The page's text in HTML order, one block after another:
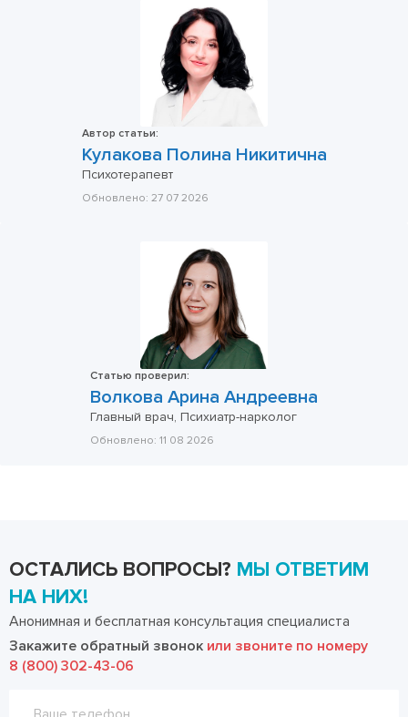
Автор статьи:
Кулакова Полина Никитична
Психотерапевт
Обновлено: 27 07 2026
Статью проверил:
Волкова Арина Андреевна
Главный врач, Психиатр-нарколог
Обновлено: 11 08 2026
ОСТАЛИСЬ ВОПРОСЫ? МЫ ОТВЕТИМ
НА НИХ!
Анонимная и бесплатная консультация специалиста
Закажите обратный звонок или звоните по номеру
8 (800) 302-43-06